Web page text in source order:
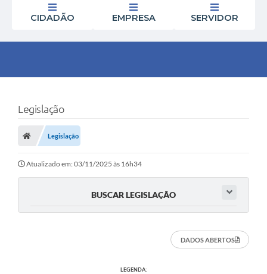
CIDADÃO EMPRESA SERVIDOR
Legislação
Legislação
Atualizado em: 03/11/2025 às 16h34
BUSCAR LEGISLAÇÃO
DADOS ABERTOS
LEGENDA: